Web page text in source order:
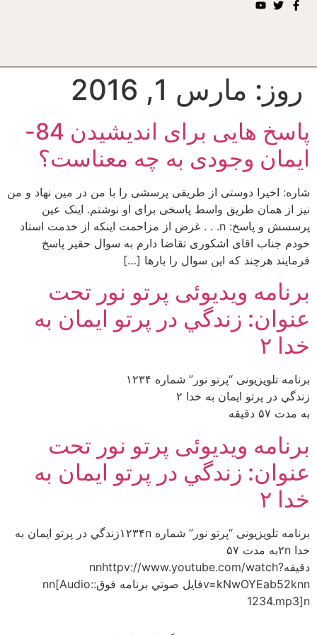
روز: مارس 1, 2016
پاسخ هایی برای اندیشیدن 84-
ایمان وجودی به چه معناست؟
شاره: اخیرا دوستی از طریقی پرسشی را با من در مین نهاد و من
نیز از همان طریق واسط پاسخی برای او نوشتم. اینک عین
پرسسش و پاسخ: n. . . غرض از مزاحمت اینکه از خدمت استاد
خودم جناب اقای اشکوری تقاضا دارم به سوال حقیر پاسخ
فرمایند هرچند که این سوال را بارها […]
برنامه ويديوئى پرتو نور تحت
عنوان: زندگي در پرتو ايمان به
خدا ۲
برنامه تلويزيونى “پرتو نور” شماره ۱۲۳۴
زندگي در پرتو ايمان به خدا ۲
به مدت ۵۷ دقيقه
برنامه ويديوئى پرتو نور تحت
عنوان: زندگي در پرتو ايمان به
خدا ۲
برنامه تلويزيونى “پرتو نور” شماره ۱۲۳۴nزندگي در پرتو ايمان به
خدا ۲nبه مدت ۵۷
دقيقهnnhttpv://www.youtube.com/watch?
v=kNwOYEab52knnفايل صوتي برنامه فوق:nn[Audio:
1234.mp3]n